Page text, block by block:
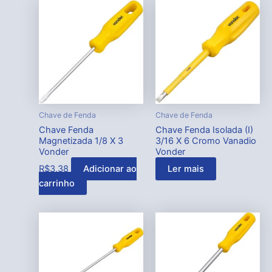
Chave de Fenda
Chave Fenda
Magnetizada 1/8 X 3
Vonder
R$3,38
Adicionar ao
carrinho
Chave de Fenda
Chave Fenda Isolada (I)
3/16 X 6 Cromo Vanadio
Vonder
Ler mais